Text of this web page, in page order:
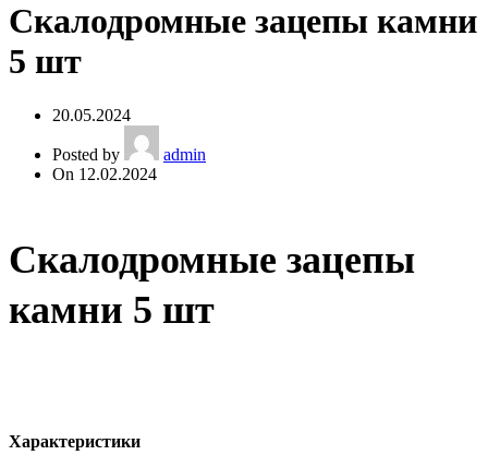
Скалодромные зацепы камни
5 шт
20.05.2024
Posted by
admin
On 12.02.2024
Скалодромные зацепы
камни 5 шт
Характеристики